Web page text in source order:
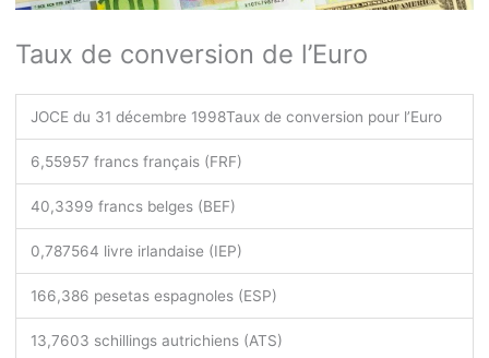
Taux de conversion de l’Euro
JOCE du 31 décembre 1998Taux de conversion pour l’Euro
6,55957 francs français (FRF)
40,3399 francs belges (BEF)
0,787564 livre irlandaise (IEP)
166,386 pesetas espagnoles (ESP)
13,7603 schillings autrichiens (ATS)